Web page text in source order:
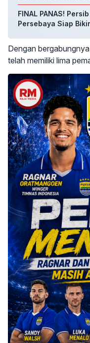
FINAL PANAS!
Persebaya Siap
Dengan
telah memiliki lima